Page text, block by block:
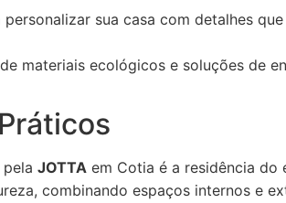
sua casa com detalhes
materiais ecológicos e soluções de
JOTTA em Cotia é a residência do
combinando espaços internos e